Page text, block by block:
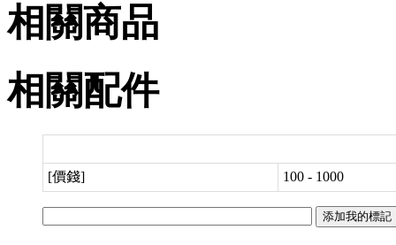
相關商品
相關配件
[價錢] 100 - 1000